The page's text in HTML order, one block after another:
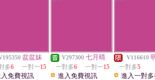
盆盆妹
多6 一對一15
免費視訊
V297300 七月晴
一對多6 一對一15
進入免費視訊
V116610
一對多5
進入一對